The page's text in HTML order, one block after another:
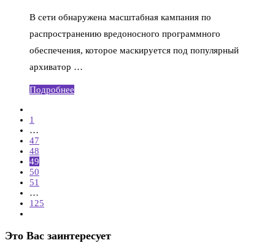
В сети обнаружена масштабная кампания по
распространению вредоносного программного
обеспечения, которое маскируется под популярный
архиватор …
Подробнее
1
…
47
48
49
50
51
…
125
Это Вас заинтересует